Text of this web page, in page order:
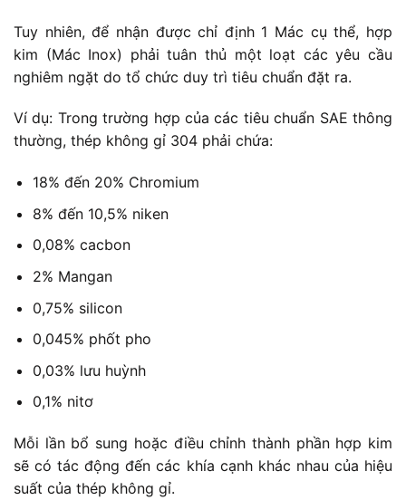
Tuy nhiên, để nhận được chỉ định 1 Mác cụ thể, hợp
kim (Mác Inox) phải tuân thủ một loạt các yêu cầu
nghiêm ngặt do tổ chức duy trì tiêu chuẩn đặt ra.
Ví dụ: Trong trường hợp của các tiêu chuẩn SAE thông
thường, thép không gỉ 304 phải chứa:
18% đến 20% Chromium
8% đến 10,5% niken
0,08% cacbon
2% Mangan
0,75% silicon
0,045% phốt pho
0,03% lưu huỳnh
0,1% nitơ
Mỗi lần bổ sung hoặc điều chỉnh thành phần hợp kim
sẽ có tác động đến các khía cạnh khác nhau của hiệu
suất của thép không gỉ.